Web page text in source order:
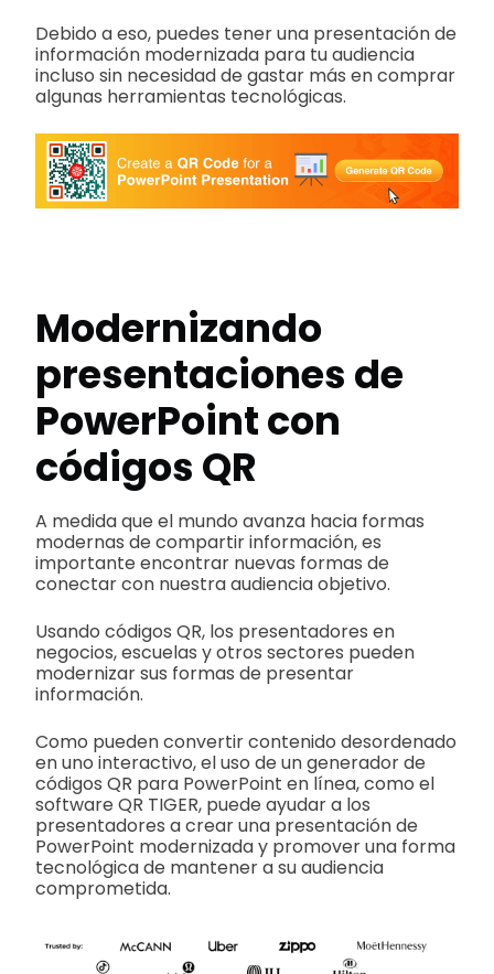
Debido a eso, puedes tener una presentación de
información modernizada para tu audiencia
incluso sin necesidad de gastar más en comprar
algunas herramientas tecnológicas.
Modernizando
presentaciones de
PowerPoint con
códigos QR
A medida que el mundo avanza hacia formas
modernas de compartir información, es
importante encontrar nuevas formas de
conectar con nuestra audiencia objetivo.
Usando códigos QR, los presentadores en
negocios, escuelas y otros sectores pueden
modernizar sus formas de presentar
información.
Como pueden convertir contenido desordenado
en uno interactivo, el uso de un generador de
códigos QR para PowerPoint en línea, como el
software QR TIGER, puede ayudar a los
presentadores a crear una presentación de
PowerPoint modernizada y promover una forma
tecnológica de mantener a su audiencia
comprometida.